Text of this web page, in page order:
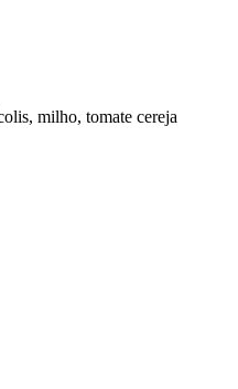
milho, tomate cereja